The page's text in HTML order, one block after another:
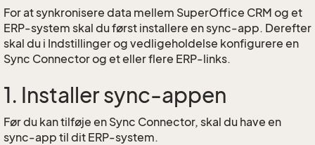
For at synkronisere data mellem SuperOffice CRM og et
ERP-system skal du først installere en sync-app. Derefter
skal du i Indstillinger og vedligeholdelse konfigurere en
Sync Connector og et eller flere ERP-links.
1. Installer sync-appen
Før du kan tilføje en Sync Connector, skal du have en
sync-app til dit ERP-system.